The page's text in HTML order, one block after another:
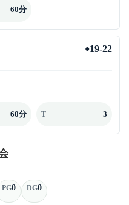
60分
●19-22
60分 T 3
PG0 DG0